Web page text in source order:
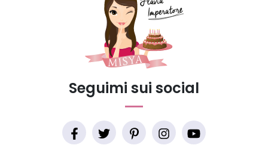
Seguimi sui social